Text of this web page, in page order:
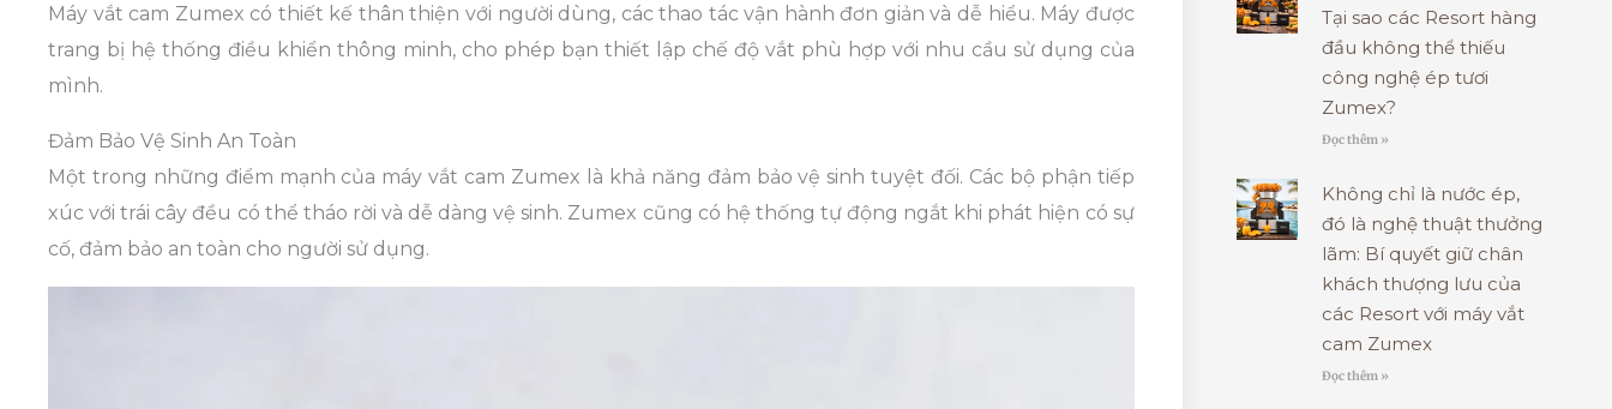
Máy vắt cam Zumex có thiết kế thân thiện với người dùng, các thao tác vận hành đơn giản và dễ hiểu. Máy được
trang bị hệ thống điều khiển thông minh, cho phép bạn thiết lập chế độ vắt phù hợp với nhu cầu sử dụng của
mình.
Đảm Bảo Vệ Sinh An Toàn
Một trong những điểm mạnh của máy vắt cam Zumex là khả năng đảm bảo vệ sinh tuyệt đối. Các bộ phận tiếp
xúc với trái cây đều có thể tháo rời và dễ dàng vệ sinh. Zumex cũng có hệ thống tự động ngắt khi phát hiện có sự
cố, đảm bảo an toàn cho người sử dụng.
Tại sao các Resort hàng
đầu không thể thiếu
công nghệ ép tươi
Zumex?
Đọc thêm »
Không chỉ là nước ép,
đó là nghệ thuật thưởng
lãm: Bí quyết giữ chân
khách thượng lưu của
các Resort với máy vắt
cam Zumex
Đọc thêm »